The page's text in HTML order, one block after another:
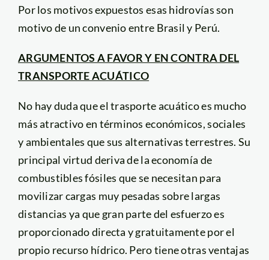
Por los motivos expuestos esas hidrovías son
motivo de un convenio entre Brasil y Perú.
ARGUMENTOS A FAVOR Y EN CONTRA DEL
TRANSPORTE ACUÁTICO
No hay duda que el trasporte acuático es mucho
más atractivo en términos económicos, sociales
y ambientales que sus alternativas terrestres. Su
principal virtud deriva de la economía de
combustibles fósiles que se necesitan para
movilizar cargas muy pesadas sobre largas
distancias ya que gran parte del esfuerzo es
proporcionado directa y gratuitamente por el
propio recurso hídrico. Pero tiene otras ventajas